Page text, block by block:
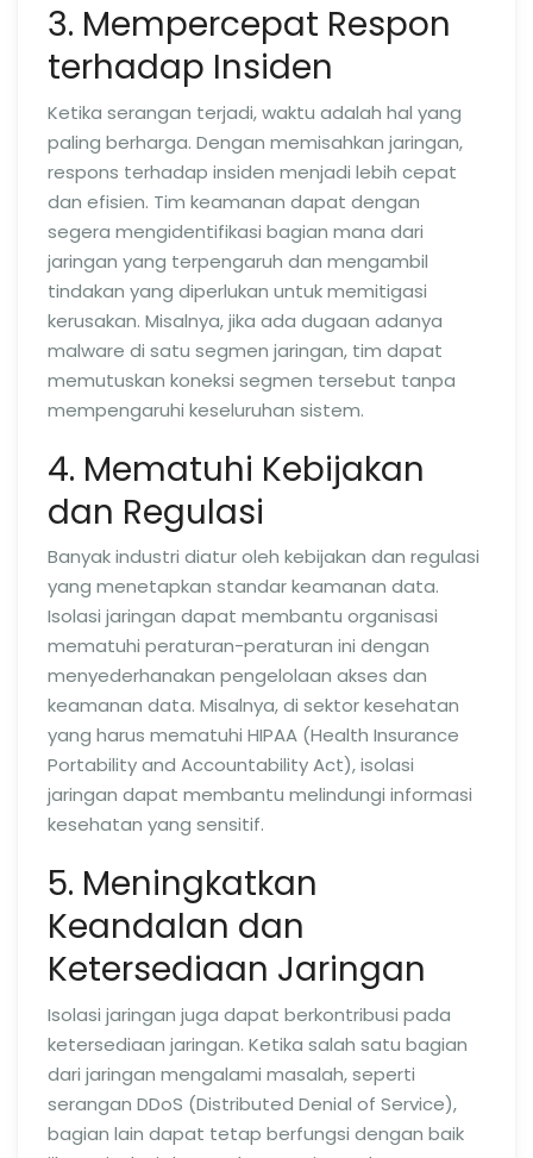
3. Mempercepat Respon
terhadap Insiden
Ketika serangan terjadi, waktu adalah hal yang
paling berharga. Dengan memisahkan jaringan,
respons terhadap insiden menjadi lebih cepat
dan efisien. Tim keamanan dapat dengan
segera mengidentifikasi bagian mana dari
jaringan yang terpengaruh dan mengambil
tindakan yang diperlukan untuk memitigasi
kerusakan. Misalnya, jika ada dugaan adanya
malware di satu segmen jaringan, tim dapat
memutuskan koneksi segmen tersebut tanpa
mempengaruhi keseluruhan sistem.
4. Mematuhi Kebijakan
dan Regulasi
Banyak industri diatur oleh kebijakan dan regulasi
yang menetapkan standar keamanan data.
Isolasi jaringan dapat membantu organisasi
mematuhi peraturan-peraturan ini dengan
menyederhanakan pengelolaan akses dan
keamanan data. Misalnya, di sektor kesehatan
yang harus mematuhi HIPAA (Health Insurance
Portability and Accountability Act), isolasi
jaringan dapat membantu melindungi informasi
kesehatan yang sensitif.
5. Meningkatkan
Keandalan dan
Ketersediaan Jaringan
Isolasi jaringan juga dapat berkontribusi pada
ketersediaan jaringan. Ketika salah satu bagian
dari jaringan mengalami masalah, seperti
serangan DDoS (Distributed Denial of Service),
bagian lain dapat tetap berfungsi dengan baik